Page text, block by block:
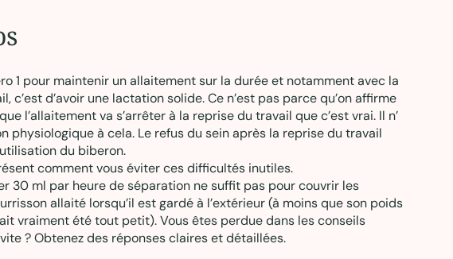
1 pour maintenir un allaitement sur la durée et notamment avec la
c’est d’avoir une lactation solide. Ce n’est pas parce qu’on affirme
l’allaitement va s’arrêter à la reprise du travail que c’est vrai. Il n’
physiologique à cela. Le refus du sein après la reprise du travail
du biberon.
comment vous éviter ces difficultés inutiles.
30 ml par heure de séparation ne suffit pas pour couvrir les
allaité lorsqu’il est gardé à l’extérieur (à moins que son poids
vraiment été tout petit). Vous êtes perdue dans les conseils
? Obtenez des réponses claires et détaillées.